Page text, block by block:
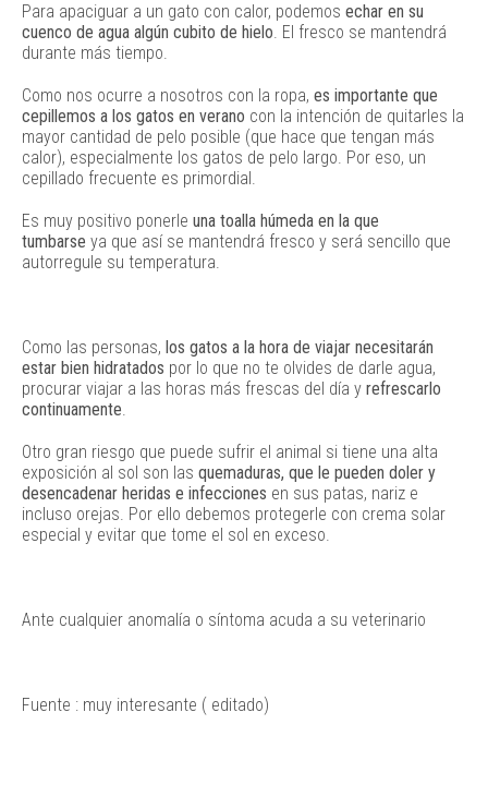
Para apaciguar a un gato con calor, podemos echar en su
cuenco de agua algún cubito de hielo. El fresco se mantendrá
durante más tiempo.
Como nos ocurre a nosotros con la ropa, es importante que
cepillemos a los gatos en verano con la intención de quitarles la
mayor cantidad de pelo posible (que hace que tengan más
calor), especialmente los gatos de pelo largo. Por eso, un
cepillado frecuente es primordial.
Es muy positivo ponerle una toalla húmeda en la que
tumbarse ya que así se mantendrá fresco y será sencillo que
autorregule su temperatura.
Como las personas, los gatos a la hora de viajar necesitarán
estar bien hidratados por lo que no te olvides de darle agua,
procurar viajar a las horas más frescas del día y refrescarlo
continuamente.
Otro gran riesgo que puede sufrir el animal si tiene una alta
exposición al sol son las quemaduras, que le pueden doler y
desencadenar heridas e infecciones en sus patas, nariz e
incluso orejas. Por ello debemos protegerle con crema solar
especial y evitar que tome el sol en exceso.
Ante cualquier anomalía o síntoma acuda a su veterinario
Fuente : muy interesante ( editado)